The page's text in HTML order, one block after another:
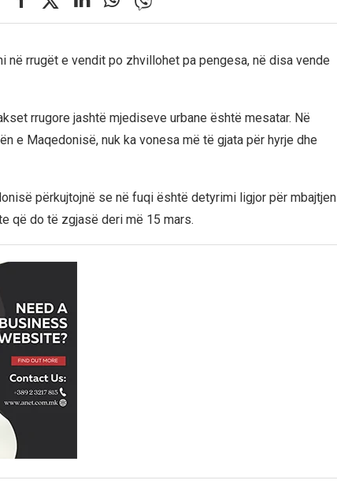
në rrugët e vendit po zhvillohet pa pengesa, në disa vende
rrugore jashtë mjediseve urbane është mesatar. Në
e Maqedonisë, nuk ka vonesa më të gjata për hyrje dhe
përkujtojnë se në fuqi është detyrimi ligjor për mbajtjen
që do të zgjasë deri më 15 mars.